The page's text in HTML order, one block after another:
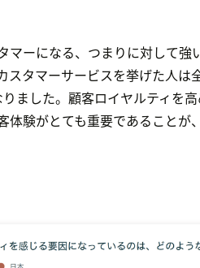
マーになる、つまりに対して強
スタマーサービスを挙げた人は
ました。顧客ロイヤルティを
体験がとても重要であることが